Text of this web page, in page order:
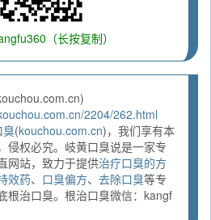
（长按复制）
2204/262.html
臭(kouchou.com.cn)，我们享有本
侵权必究。岐黄口臭说是一家专
网站，致力于提供治疗口臭的方
效药、 口臭偏方、 去除口臭等专
根治口臭。根治口臭微信：kangf